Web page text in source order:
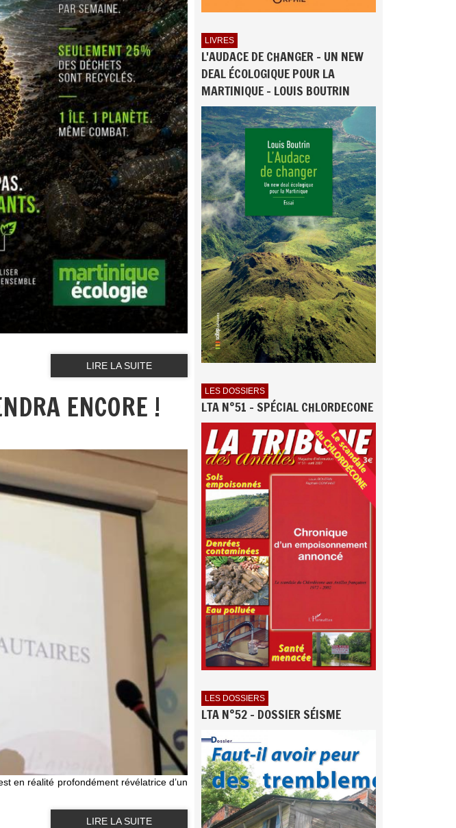
LIRE LA SUITE
ENCORE !
en réalité profondément révélatrice d’un
LIRE LA SUITE
LIVRES
L'AUDACE DE CHANGER - UN NEW
DEAL ÉCOLOGIQUE POUR LA
MARTINIQUE - LOUIS BOUTRIN
LES DOSSIERS
LTA N°51 - SPÉCIAL CHLORDECONE
LES DOSSIERS
LTA N°52 - DOSSIER SÉISME